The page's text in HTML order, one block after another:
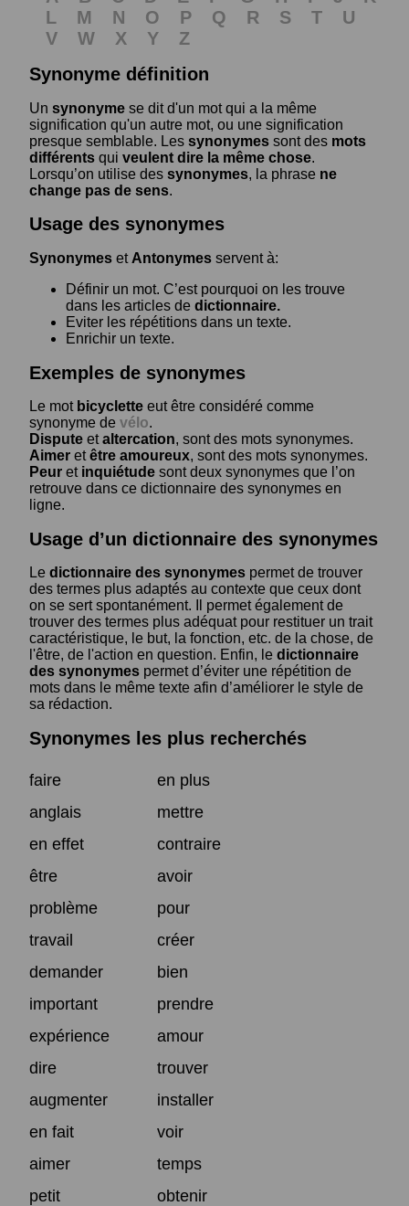
L
M N O P Q R S T
U
V
W X Y
Z
Synonyme définition
Un synonyme se dit d'un mot qui a la même
signification qu'un autre mot, ou une signification
presque semblable. Les synonymes sont des mots
différents qui veulent dire la même chose.
Lorsqu’on utilise des synonymes, la phrase ne
change pas de sens.
Usage des synonymes
Synonymes et Antonymes servent à:
Définir un mot. C’est pourquoi on les trouve
dans les articles de dictionnaire.
Eviter les répétitions dans un texte.
Enrichir un texte.
Exemples de synonymes
Le mot bicyclette eut être considéré comme
synonyme de vélo.
Dispute etaltercation, sont des mots synonymes.
Aimer etêtre amoureux, sont des mots synonymes.
Peur et inquiétude sont deux synonymes que l’on
retrouve dans ce dictionnaire des synonymes en
ligne.
Usage d’un dictionnaire des synonymes
Le dictionnaire des synonymes permet de trouver
des termes plus adaptés au contexte que ceux dont
on se sert spontanément. Il permet également de
trouver des termes plus adéquat pour restituer un trait
caractéristique, le but, la fonction, etc. de la chose, de
l'être, de l'action en question. Enfin, le dictionnaire
des synonymes permet d’éviter une répétition de
mots dans le même texte afin d’améliorer le style de
sa rédaction.
Synonymes les plus recherchés
faire
en plus
anglais
mettre
en effet
contraire
être
avoir
problème
pour
travail
créer
demander
bien
important
prendre
expérience
amour
dire
trouver
augmenter
installer
en fait
voir
aimer
temps
petit
obtenir